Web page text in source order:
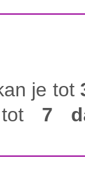
je tot
tot 7